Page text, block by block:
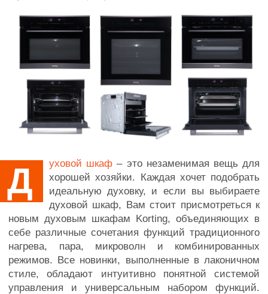
Д уховой шкаф – это незаменимая вещь для
хорошей хозяйки. Каждая хочет подобрать
идеальную духовку, и если вы выбираете
духовой шкаф, Вам стоит присмотреться к
новым духовым шкафам Korting, объединяющих в
себе различные сочетания функций традиционного
нагрева, пара, микроволн и комбинированных
режимов. Все новинки, выполненные в лаконичном
стиле, обладают интуитивно понятной системой
управления и универсальным набором функций.